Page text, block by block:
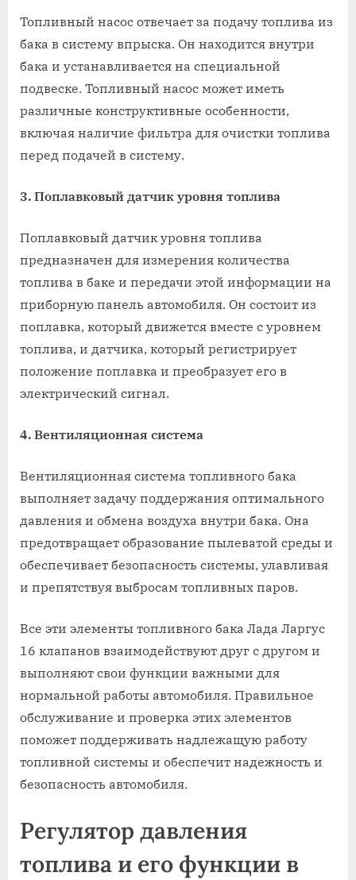
Топливный насос отвечает за подачу топлива из
бака в систему впрыска. Он находится внутри
бака и устанавливается на специальной
подвеске. Топливный насос может иметь
различные конструктивные особенности,
включая наличие фильтра для очистки топлива
перед подачей в систему.
3. Поплавковый датчик уровня топлива
Поплавковый датчик уровня топлива
предназначен для измерения количества
топлива в баке и передачи этой информации на
приборную панель автомобиля. Он состоит из
поплавка, который движется вместе с уровнем
топлива, и датчика, который регистрирует
положение поплавка и преобразует его в
электрический сигнал.
4. Вентиляционная система
Вентиляционная система топливного бака
выполняет задачу поддержания оптимального
давления и обмена воздуха внутри бака. Она
предотвращает образование пылеватой среды и
обеспечивает безопасность системы, улавливая
и препятствуя выбросам топливных паров.
Все эти элементы топливного бака Лада Ларгус
16 клапанов взаимодействуют друг с другом и
выполняют свои функции важными для
нормальной работы автомобиля. Правильное
обслуживание и проверка этих элементов
поможет поддерживать надлежащую работу
топливной системы и обеспечит надежность и
безопасность автомобиля.
Регулятор давления
топлива и его функции в